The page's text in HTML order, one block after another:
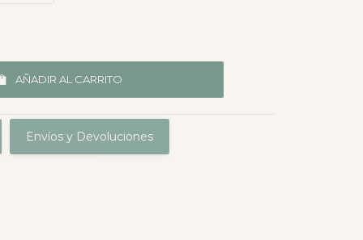
AÑADIR AL CARRITO
Envíos y Devoluciones